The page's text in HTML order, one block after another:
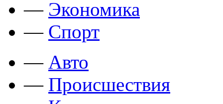
— Экономика
— Спорт
— Авто
— Происшествия